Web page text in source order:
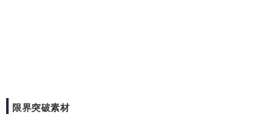
限界突破素材